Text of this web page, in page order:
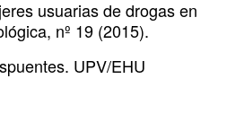
usuarias de drogas en
nº 19 (2015).
UPV/EHU